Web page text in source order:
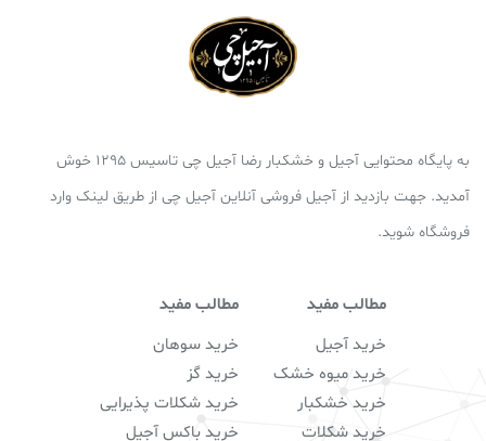
به پایگاه محتوایی آجیل و خشکبار رضا آجیل چی تاسیس 1295 خوش
آمدید. جهت بازدید از آجیل فروشی آنلاین آجیل چی از طریق لینک وارد
فروشگاه شوید.
مطالب مفید
خرید آجیل
خرید میوه خشک
خرید خشکبار
خرید شکلات
مطالب مفید
خرید سوهان
خرید گز
خرید شکلات پذیرایی
خرید باکس آجیل